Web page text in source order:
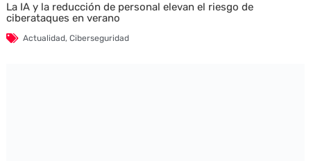
La IA y la reducción de personal elevan el riesgo de
ciberataques en verano
Actualidad, Ciberseguridad